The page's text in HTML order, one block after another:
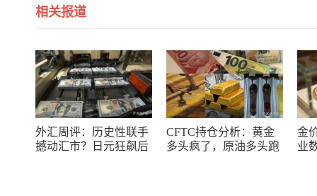
相关报道
外汇周评：历史性联手
撼动汇市？日元狂飙后
CFTC持仓分析：黄金
多头疯了，原油多头跑
金
业